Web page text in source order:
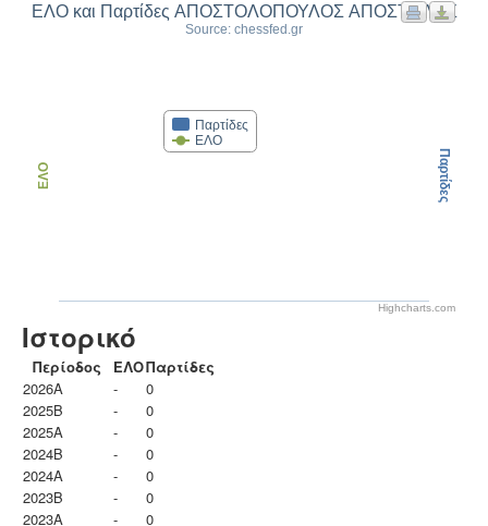
ΕΛΟ και Παρτίδες ΑΠΟΣΤΟΛΟΠΟΥΛΟΣ ΑΠΟΣΤΟΛΟΣ
Source: chessfed.gr
Παρτίδες
ΕΛΟ
ΕΛΟ Παρτίδες
Highcharts.com
Ιστορικό
Περίοδος ΕΛΟΠαρτίδες
2026A
-
0
2025B
-
0
2025A
-
0
2024B
-
0
2024A
-
0
2023B
-
0
2023Α
- 0